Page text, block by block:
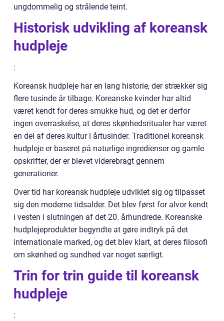
ungdommelig og strålende teint.
Historisk udvikling af koreansk
hudpleje
:
Koreansk hudpleje har en lang historie, der strækker sig
flere tusinde år tilbage. Koreanske kvinder har altid
været kendt for deres smukke hud, og det er derfor
ingen overraskelse, at deres skønhedsritualer har været
en del af deres kultur i årtusinder. Traditionel koreansk
hudpleje er baseret på naturlige ingredienser og gamle
opskrifter, der er blevet viderebragt gennem
generationer.
Over tid har koreansk hudpleje udviklet sig og tilpasset
sig den moderne tidsalder. Det blev først for alvor kendt
i vesten i slutningen af det 20. århundrede. Koreanske
hudplejeprodukter begyndte at gøre indtryk på det
internationale marked, og det blev klart, at deres filosofi
om skønhed og sundhed var noget særligt.
Trin for trin guide til koreansk
hudpleje
: